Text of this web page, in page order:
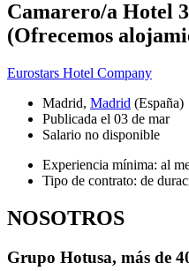
Camarero/a Hotel
(Ofrecemos
Eurostars Hotel Company
Madrid, Madrid (España)
Publicada el 03 de mar
Salario no disponible
Experiencia mínima: al
Tipo de contrato: de
NOSOTROS
Grupo Hotusa, más de